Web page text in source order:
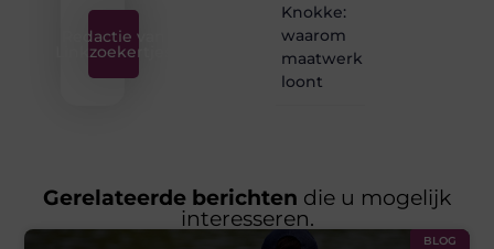
Redactie van
Linkzoekertjes
Knokke:
waarom
maatwerk
loont
Gerelateerde berichten die u mogelijk
interesseren.
BLOG